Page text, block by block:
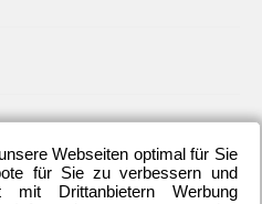
(23) Blauer Montag(22)
(17) DFB-Pokal(62)
Webseiten optimal für Sie
für Sie zu verbessern und
mit Drittanbietern Werbung